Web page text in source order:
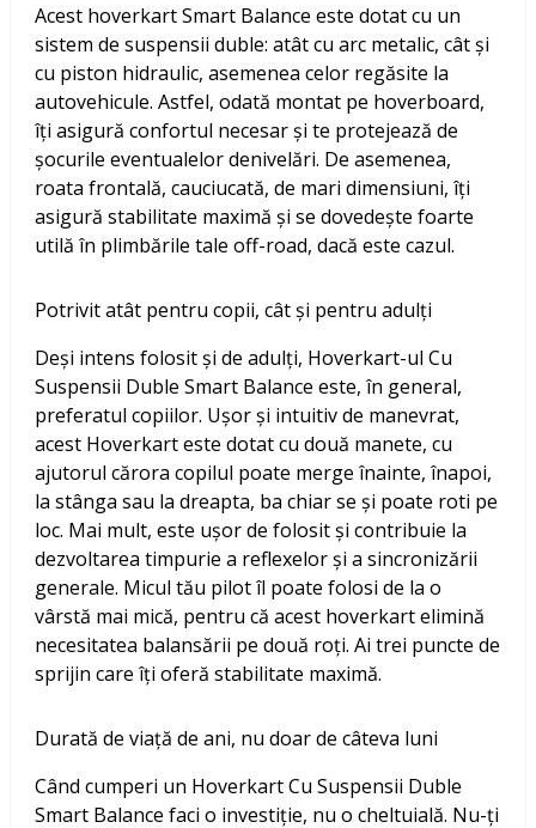
Acest hoverkart Smart Balance este dotat cu un
sistem de suspensii duble: atât cu arc metalic, cât și
cu piston hidraulic, asemenea celor regăsite la
autovehicule. Astfel, odată montat pe hoverboard,
îți asigură confortul necesar și te protejează de
șocurile eventualelor denivelări. De asemenea,
roata frontală, cauciucată, de mari dimensiuni, îți
asigură stabilitate maximă și se dovedește foarte
utilă în plimbările tale off-road, dacă este cazul.
Potrivit atât pentru copii, cât și pentru adulți
Deși intens folosit și de adulți, Hoverkart-ul Cu
Suspensii Duble Smart Balance este, în general,
preferatul copiilor. Ușor și intuitiv de manevrat,
acest Hoverkart este dotat cu două manete, cu
ajutorul cărora copilul poate merge înainte, înapoi,
la stânga sau la dreapta, ba chiar se și poate roti pe
loc. Mai mult, este ușor de folosit și contribuie la
dezvoltarea timpurie a reflexelor și a sincronizării
generale. Micul tău pilot îl poate folosi de la o
vârstă mai mică, pentru că acest hoverkart elimină
necesitatea balansării pe două roți. Ai trei puncte de
sprijin care îți oferă stabilitate maximă.
Durată de viață de ani, nu doar de câteva luni
Când cumperi un Hoverkart Cu Suspensii Duble
Smart Balance faci o investiție, nu o cheltuială. Nu-ți